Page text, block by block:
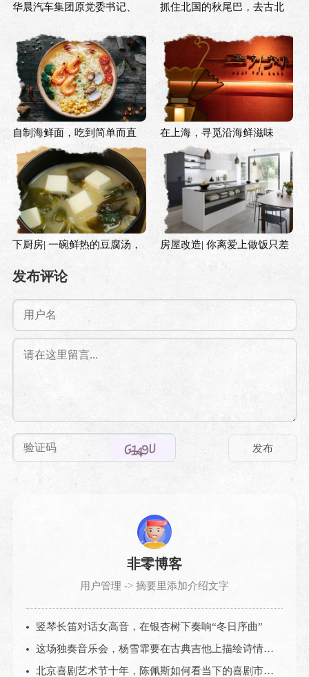
华晨汽车集团原党委书记、
抓住北国的秋尾巴，去古北
自制海鲜面，吃到简单而直
白的鲜味
在上海，寻觅沿海鲜滋味
下厨房| 一碗鲜热的豆腐汤，
房屋改造| 你离爱上做饭只差
发布评论
非零博客
用户管理 -> 摘要里添加介绍文字
竖琴长笛对话女高音，在银杏树下奏响“冬日序曲”
这场独奏音乐会，杨雪霏要在古典吉他上描绘诗情画意的中国
北京喜剧艺术节十年，陈佩斯如何看当下的喜剧市场？